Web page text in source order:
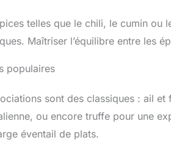
telles que le chili, le cumin ou
Maîtriser l’équilibre entre les
populaires
sont des classiques : ail
ou encore truffe pour une
éventail de plats.